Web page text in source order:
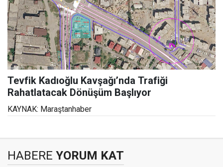
Tevfik Kadıoğlu Kavşağı’nda Trafiği
Rahatlatacak Dönüşüm Başlıyor
KAYNAK: Maraştanhaber
HABERE YORUM KAT